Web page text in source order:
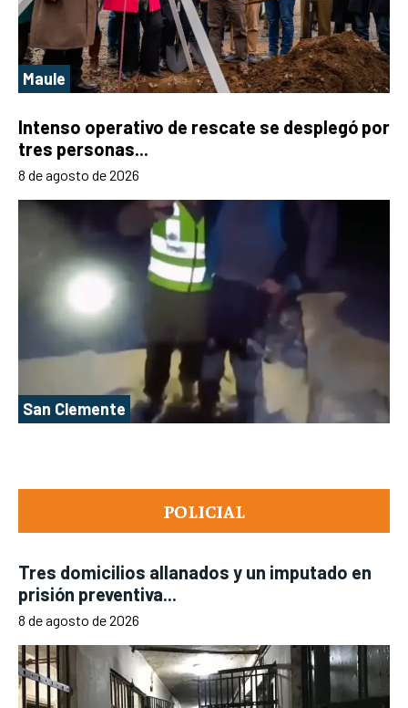
POLICIAL
Tres domicilios allanados y un imputado en
prisión preventiva...
8 de agosto de 2026
Maule
Intenso operativo de rescate se desplegó por
tres personas...
8 de agosto de 2026
San Clemente